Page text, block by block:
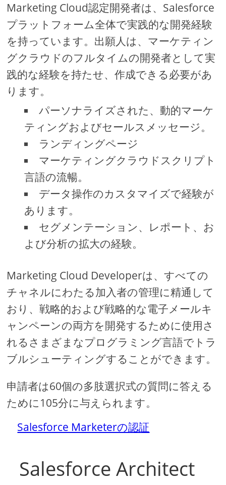
Marketing Cloud認定開発者は、Salesforce
プラットフォーム全体で実践的な開発経験
を持っています。出願人は、マーケティン
グクラウドのフルタイムの開発者として実
践的な経験を持たせ、作成できる必要があ
ります。
パーソナライズされた、動的マーケ
ティングおよびセールスメッセージ。
ランディングページ
マーケティングクラウドスクリプト
言語の流暢。
データ操作のカスタマイズで経験が
あります。
セグメンテーション、レポート、お
よび分析の拡大の経験。
Marketing Cloud Developerは、すべての
チャネルにわたる加入者の管理に精通して
おり、戦略的および戦略的な電子メールキ
ャンペーンの両方を開発するために使用さ
れるさまざまなプログラミング言語でトラ
ブルシューティングすることができます。
申請者は60個の多肢選択式の質問に答える
ために105分に与えられます。
Salesforce Marketerの認証
Salesforce Architect